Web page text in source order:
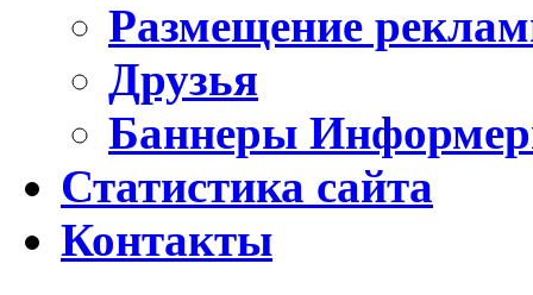
Размещение
Друзья
Баннеры
Статистика сайта
Контакты